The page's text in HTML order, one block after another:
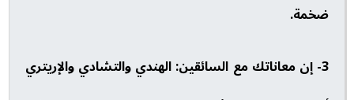
ضخمة.
3- إن معاناتك مع السائقين: الهندي والتشادي والإريتري